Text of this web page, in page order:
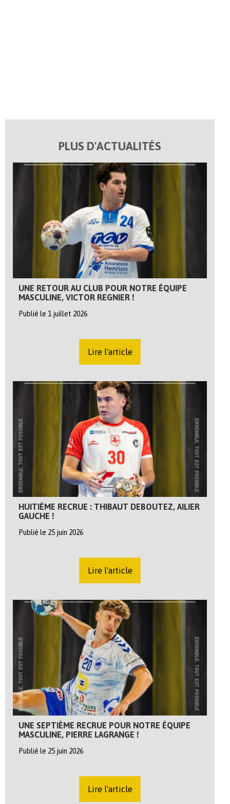
PLUS D'ACTUALITÉS
UNE RETOUR AU CLUB POUR NOTRE ÉQUIPE
MASCULINE, VICTOR REGNIER !
Publié le 1 juillet 2026
Lire l'article
HUITIÈME RECRUE : THIBAUT DEBOUTEZ, AILIER
GAUCHE !
Publié le 25 juin 2026
Lire l'article
UNE SEPTIÈME RECRUE POUR NOTRE ÉQUIPE
MASCULINE, PIERRE LAGRANGE !
Publié le 25 juin 2026
Lire l'article